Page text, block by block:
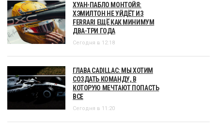
ХУАН-ПАБЛО МОНТОЙЯ:
ХЭМИЛТОН НЕ УЙДЁТ ИЗ
FERRARI ЕЩЁ КАК МИНИМУМ
ДВА-ТРИ ГОДА
Сегодня в 12:18
ГЛАВА CADILLAC: МЫ ХОТИМ
СОЗДАТЬ КОМАНДУ, В
КОТОРУЮ МЕЧТАЮТ ПОПАСТЬ
ВСЕ
Сегодня в 11:20